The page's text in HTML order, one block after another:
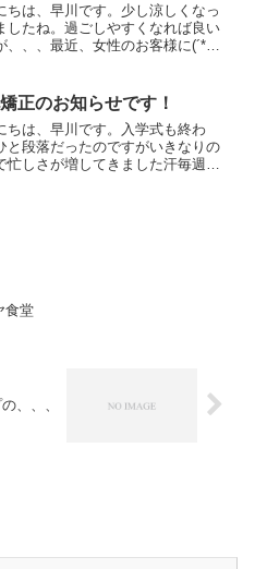
ちは、早川です。少し涼しくなっ
したね。過ごしやすくなれば良い
、、、最近、女性のお客様に(´*ω*
年この時期になるとこの質問が増
ますのでシ...
正のお知らせです！
ちは、早川です。入学式も終わ
と段落だったのですがいきなりの
忙しさが増してきました汗毎週末
食堂
、、、